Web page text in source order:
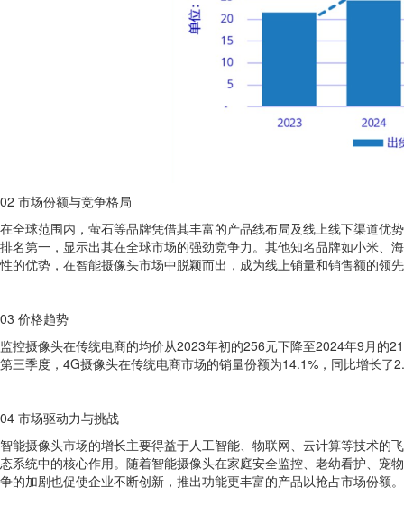
02 市场份额与竞争格局
在全球范围内，萤石等品牌凭借其丰富的产品线布局及线上线下渠道
排名第一，显示出其在全球市场的强劲竞争力。其他知名品牌如小米、
性的优势，在智能摄像头市场中脱颖而出，成为线上销量和销售额的领
03 价格趋势
监控摄像头在传统电商的均价从2023年初的256元下降至2024年9月的
第三季度，4G摄像头在传统电商市场的销量份额为14.1%，同比增长了
04 市场驱动力与挑战
智能摄像头市场的增长主要得益于人工智能、物联网、云计算等技术
态系统中的核心作用。随着智能摄像头在家庭安全监控、老幼看护、
争的加剧也促使企业不断创新，推出功能更丰富的产品以抢占市场份额。